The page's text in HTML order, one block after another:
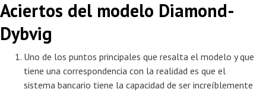
Aciertos del modelo Diamond-
Dybvig
Uno de los puntos principales que resalta el modelo y que
tiene una correspondencia con la realidad es que el
sistema bancario tiene la capacidad de ser increíblemente